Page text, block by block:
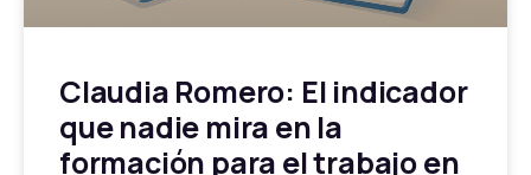
Claudia Romero: El indicador
que nadie mira en la
formación para el trabajo en